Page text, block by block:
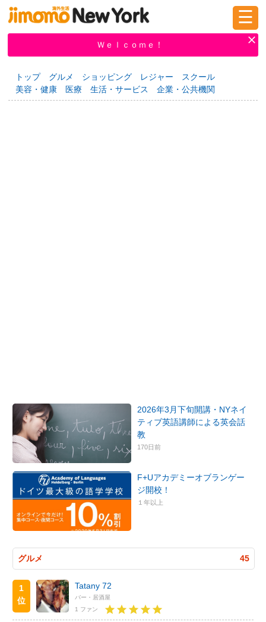
新規登録
掲示板 タウン情報 教えて！
☰
Ｗｅｌｃｏｍｅ！
トップ グルメ ショッピング レジャー
スクール
美容・健康
医療 生活・サービス 企業・公共機関
2026年3月下旬開講・NYネイ
ティブ英語講師による英会話
教
170日前
F+Uアカデミーオブランゲー
ジ開校！
１年以上
グルメ 45
1
位
Tatany 72
バー・居酒屋
1 ファン